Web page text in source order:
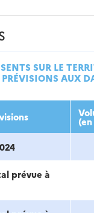
SUR LE
AUX
prévue à